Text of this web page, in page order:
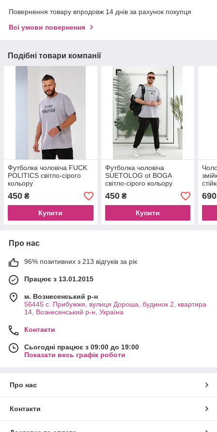
Повернення товару впродовж 14 днів за рахунок покупця
Всі умови повернення
Подібні товари компанії
Футболка чоловіча FUCK
POLITICS світло-сірого
кольору
450 ₴
Купити
Футболка чоловіча
SUETOLOG ot BOGA
світло-сірого кольору
450₴
Купити
690
Про нас
96% позитивних з 213 відгуків за рік
Працює з 13.01.2015
м. Вознесенський р-н
56445 с. Прибужжя, вулиця Дороша, будинок 2, квартира
14, Вознесенський р-н, Україна
Контакти
Сьогодні працює з 09:00 до 19:00
Показати весь графік роботи
Про нас
Контакти